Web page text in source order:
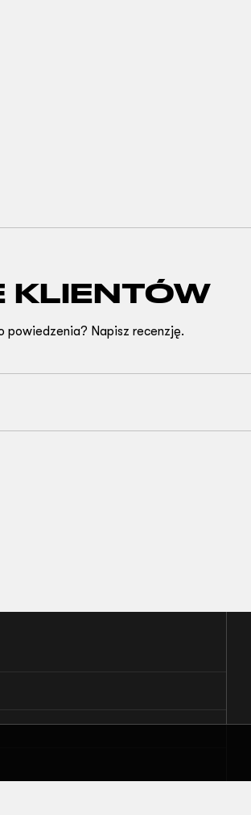
KLIENTÓW
powiedzenia? Napisz recenzję.